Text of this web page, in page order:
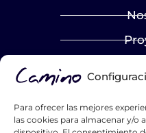
Para ofrecer las mejores
las cookies para almacenar y/o